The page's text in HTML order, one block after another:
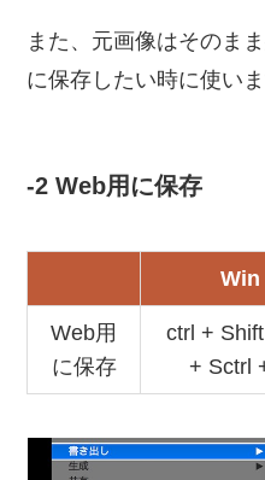
また、元画像はそのま
に保存したい時に使いま
-2 Web用に保存
Win
Web用
に保存
ctrl +
+ Sctrl